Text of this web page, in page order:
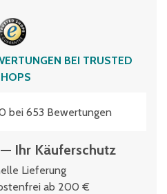
BEI TRUSTED
bei 653 Bewertungen
Ihr Käuferschutz
Lieferung
ab 200 €